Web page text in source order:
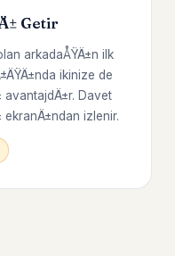
Getir
arkadaÅŸÄ±n ilk
ikinize de
avantajdÄ±r. Davet
ekranÄ±ndan izlenir.